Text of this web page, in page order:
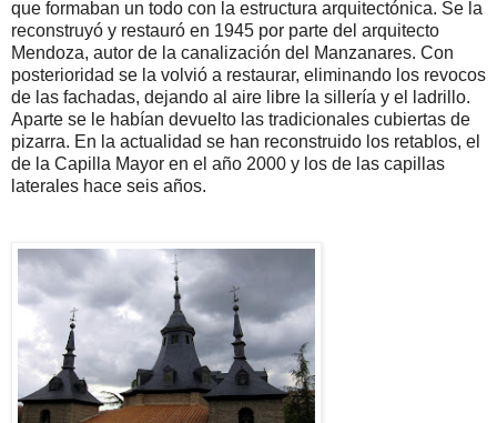
que formaban un todo con la estructura arquitectónica. Se la
reconstruyó y restauró en 1945 por parte del arquitecto
Mendoza, autor de la canalización del Manzanares. Con
posterioridad se la volvió a restaurar, eliminando los revocos
de las fachadas, dejando al aire libre la sillería y el ladrillo.
Aparte se le habían devuelto las tradicionales cubiertas de
pizarra. En la actualidad se han reconstruido los retablos, el
de la Capilla Mayor en el año 2000 y los de las capillas
laterales hace seis años.